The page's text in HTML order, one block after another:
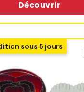
Découvrir
sous 5 jours